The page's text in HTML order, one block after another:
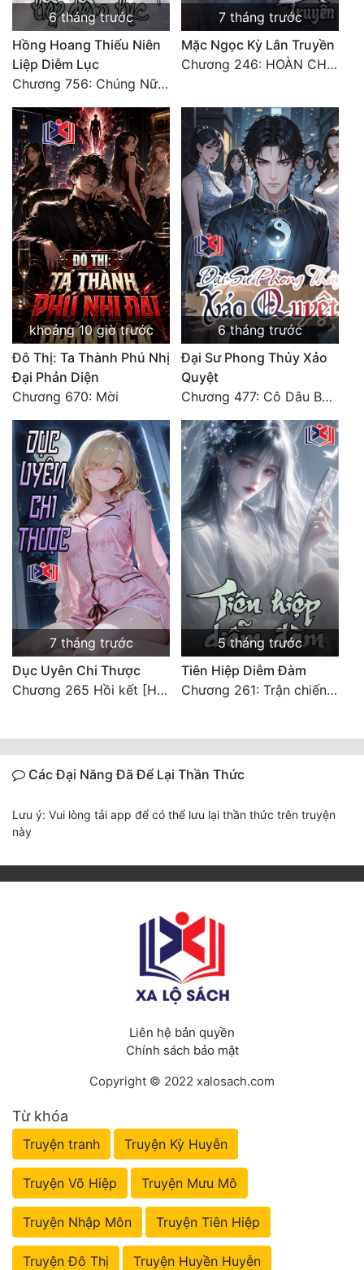
6 tháng trước
Hồng Hoang Thiếu Niên
Liệp Diễm Lục
Chương 756: Chúng Nữ Đoàn Tụ, Phá Toái Hư Không [HẾT]
7 tháng trước
Mặc Ngọc Kỳ Lân Truyền
Chương 246: HOÀN CHÍNH VĂN
khoảng 10 giờ trước
Đô Thị: Ta Thành Phú Nhị
Đại Phản Diện
Chương 670: Mời
6 tháng trước
Đại Sư Phong Thủy Xảo
Quyệt
Chương 477: Cô Dâu Bầu Bí (Đại Kết Cục)
7 tháng trước
Dục Uyên Chi Thược
Chương 265 Hồi kết [HẾT]
5 tháng trước
Tiên Hiệp Diễm Đàm
Chương 261: Trận chiến cuối cùng.
Các Đại Năng Đã Để Lại Thần Thức
Lưu ý: Vui lòng tải app để có thể lưu lại thần thức trên truyện
này
Liên hệ bản quyền
Chính sách bảo mật
Copyright © 2022 xalosach.com
Từ khóa
Truyện tranh Truyện Kỳ Huyễn
Truyện Võ Hiệp Truyện Mưu Mô
Truyện Nhập Môn Truyện Tiên Hiệp
Truyện Đô Thị Truyện Huyền Huyễn